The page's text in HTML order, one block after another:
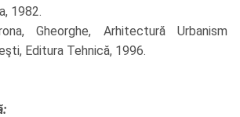
1982.
Gheorghe, Arhitectură Urbanism
Editura Tehnică, 1996.